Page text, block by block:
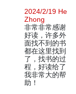
2024/2/19 He
Zhong
非常非常感谢
好读，许多外
面找不到的书
都在这里找到
了，找书的过
程，好读给了
我非常大的帮
助！